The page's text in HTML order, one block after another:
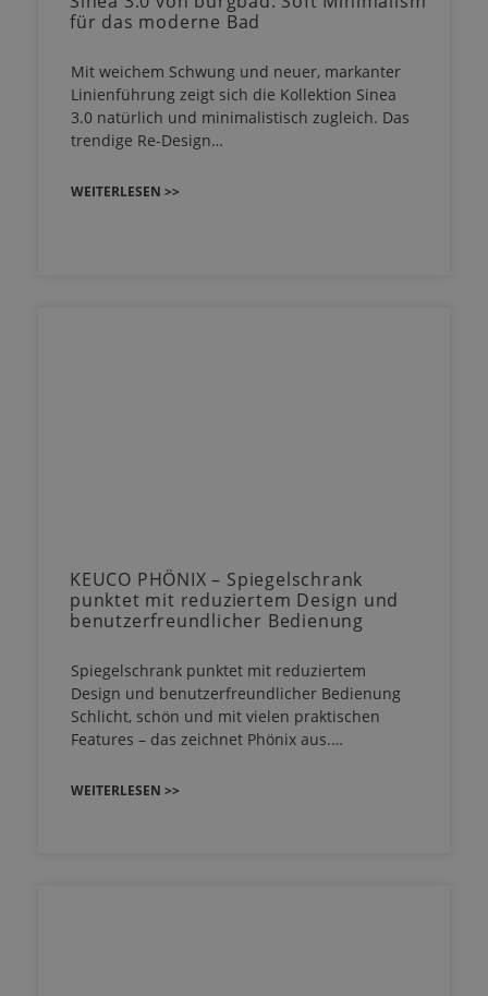
für das moderne Bad
Mit weichem Schwung und neuer, markanter
Linienführung zeigt sich die Kollektion Sinea
3.0 natürlich und minimalistisch zugleich. Das
trendige Re-Design…
WEITERLESEN >>
KEUCO PHÖNIX – Spiegelschrank
punktet mit reduziertem Design und
benutzerfreundlicher Bedienung
Spiegelschrank punktet mit reduziertem
Design und benutzerfreundlicher Bedienung
Schlicht, schön und mit vielen praktischen
Features – das zeichnet Phönix aus.…
WEITERLESEN >>